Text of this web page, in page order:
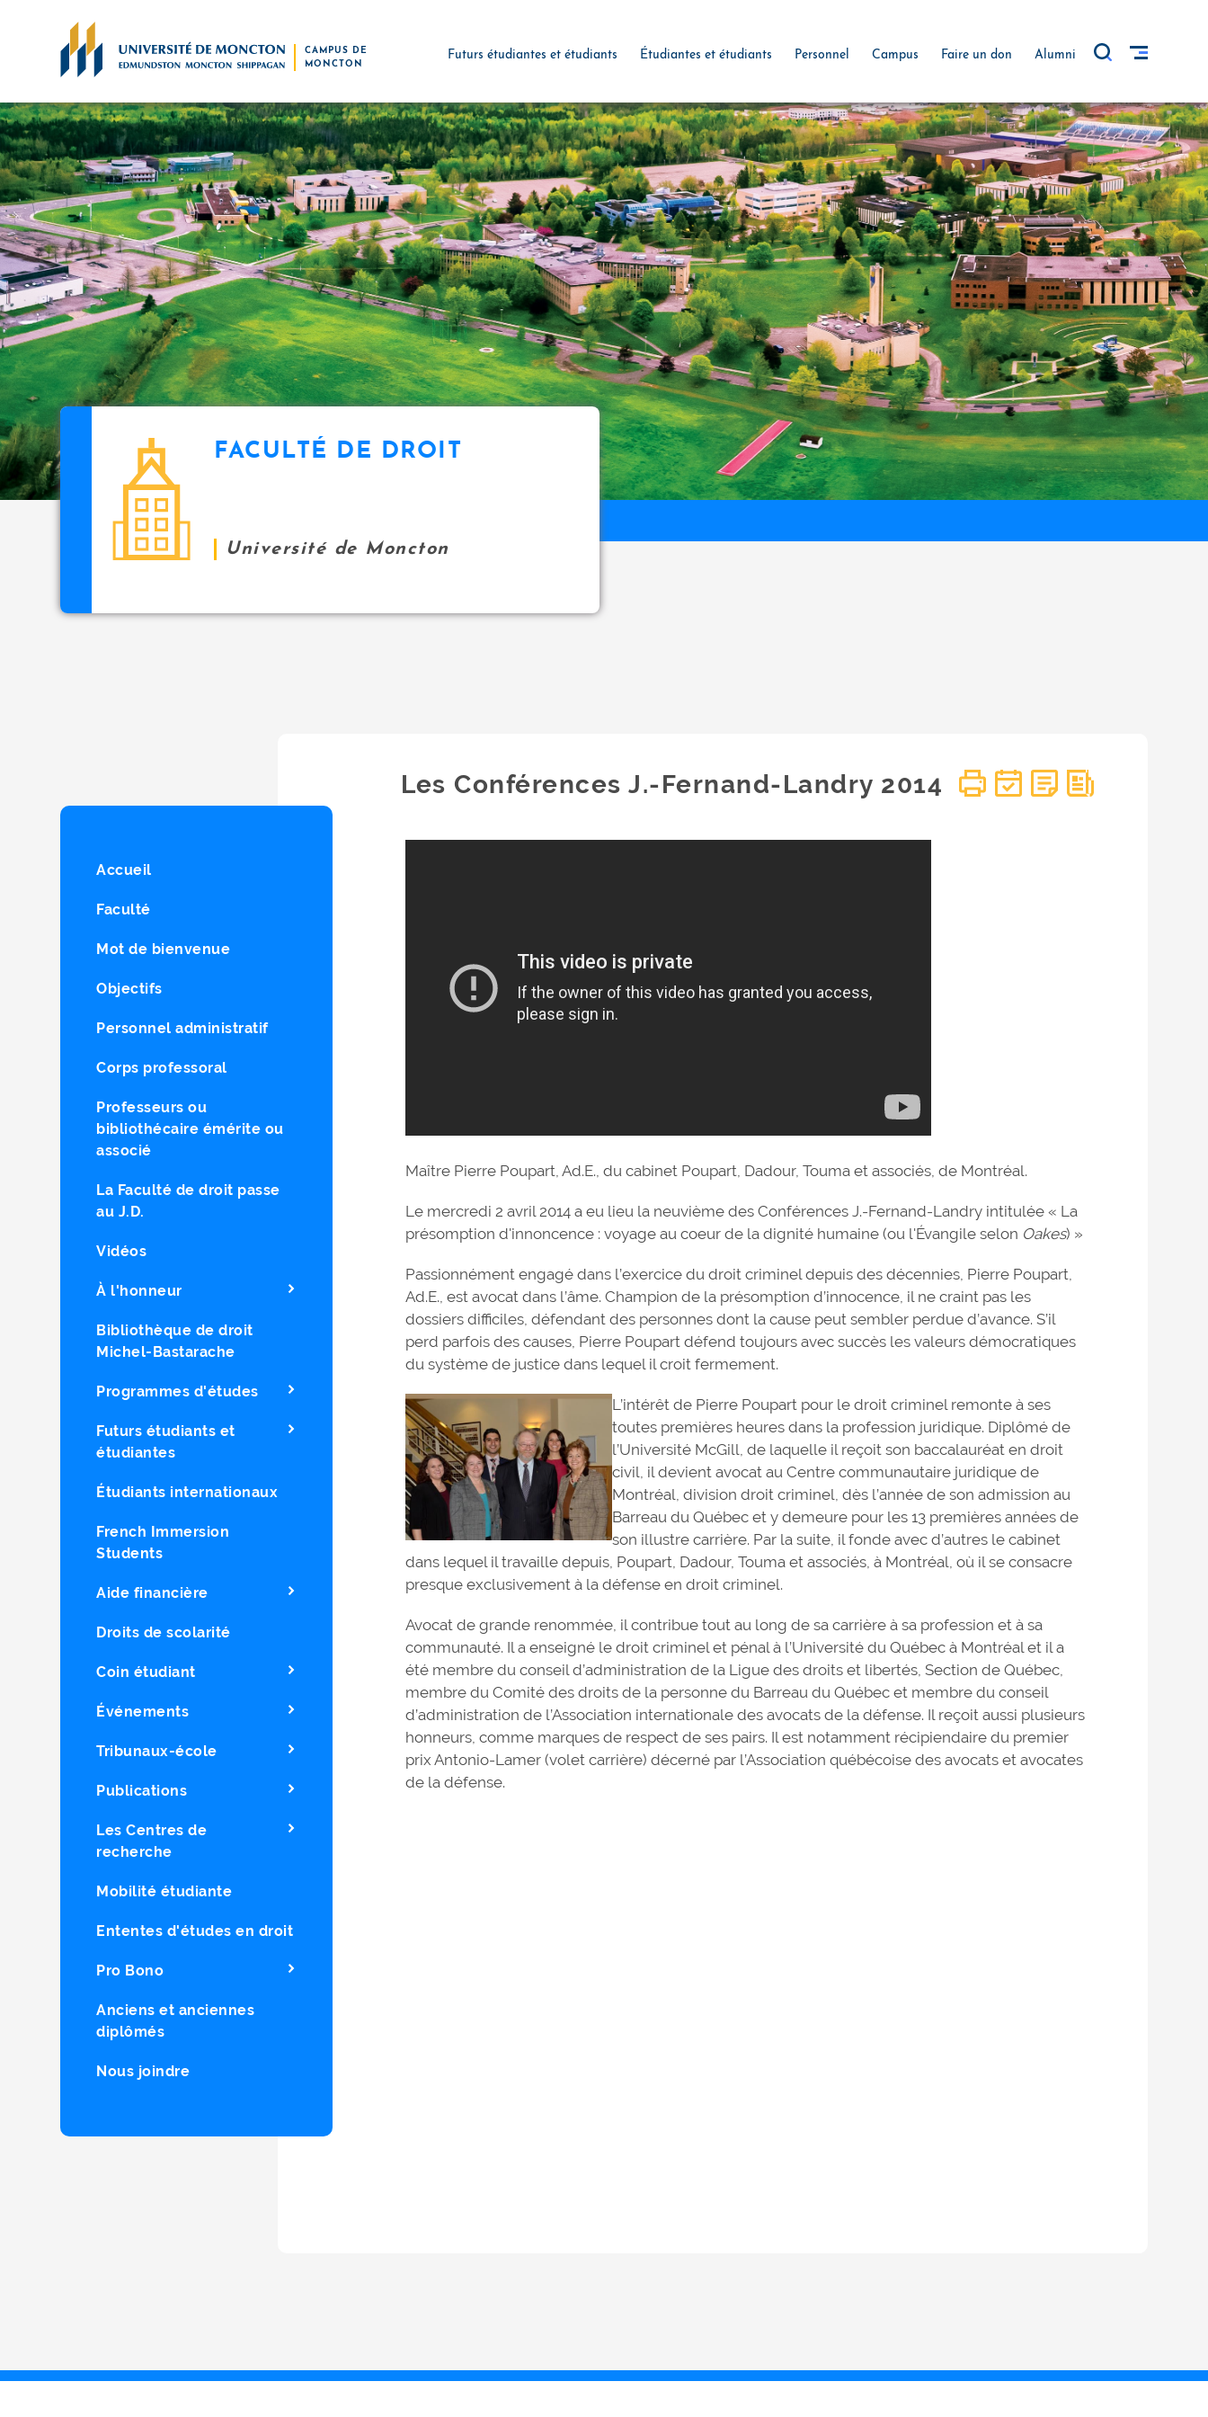
CAMPUS DE
MONCTON
Futurs étudiantes et étudiants Étudiantes et étudiants Personnel Campus Faire un don Alumni
FACULTÉ DE DROIT
Université de Moncton
Accueil
Faculté
Mot de bienvenue
Objectifs
Personnel administratif
Corps professoral
Professeurs ou
bibliothécaire émérite ou
associé
La Faculté de droit passe
au J.D.
Vidéos
À l'honneur
Bibliothèque de droit
Michel-Bastarache
Programmes d'études
Futurs étudiants et
étudiantes
Étudiants internationaux
French Immersion
Students
Aide financière
Droits de scolarité
Coin étudiant
Événements
Tribunaux-école
Publications
Les Centres de
recherche
Mobilité étudiante
Ententes d'études en droit
Pro Bono
Anciens et anciennes
diplômés
Nous joindre
Les Conférences J.-Fernand-Landry 2014
Maître Pierre Poupart, Ad.E., du cabinet Poupart, Dadour, Touma et associés, de Montréal.
Le mercredi 2 avril 2014 a eu lieu la neuvième des Conférences J.-Fernand-Landry intitulée « La
présomption d'innoncence : voyage au coeur de la dignité humaine (ou l'Évangile selon Oakes) »
Passionnément engagé dans l’exercice du droit criminel depuis des décennies, Pierre Poupart,
Ad.E., est avocat dans l’âme. Champion de la présomption d’innocence, il ne craint pas les
dossiers difficiles, défendant des personnes dont la cause peut sembler perdue d’avance. S’il
perd parfois des causes, Pierre Poupart défend toujours avec succès les valeurs démocratiques
du système de justice dans lequel il croit fermement.
L’intérêt de Pierre Poupart pour le droit criminel remonte à ses
toutes premières heures dans la profession juridique. Diplômé de
l’Université McGill, de laquelle il reçoit son baccalauréat en droit
civil, il devient avocat au Centre communautaire juridique de
Montréal, division droit criminel, dès l’année de son admission au
Barreau du Québec et y demeure pour les 13 premières années de
son illustre carrière. Par la suite, il fonde avec d’autres le cabinet
dans lequel il travaille depuis, Poupart, Dadour, Touma et associés, à Montréal, où il se consacre
presque exclusivement à la défense en droit criminel.
Avocat de grande renommée, il contribue tout au long de sa carrière à sa profession et à sa
communauté. Il a enseigné le droit criminel et pénal à l’Université du Québec à Montréal et il a
été membre du conseil d’administration de la Ligue des droits et libertés, Section de Québec,
membre du Comité des droits de la personne du Barreau du Québec et membre du conseil
d’administration de l’Association internationale des avocats de la défense. Il reçoit aussi plusieurs
honneurs, comme marques de respect de ses pairs. Il est notamment récipiendaire du premier
prix Antonio-Lamer (volet carrière) décerné par l’Association québécoise des avocats et avocates
de la défense.